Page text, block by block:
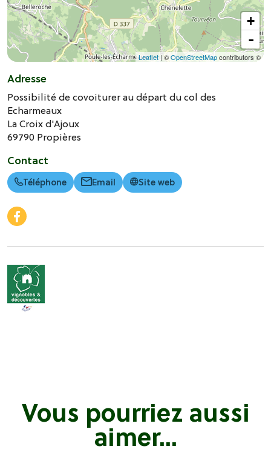
+
-
Leaflet | ©OpenStreetMapcontributors ©
Adresse
Possibilité de covoiturer au départ du col des
Echarmeaux
La Croix d'Ajoux
69790 Propières
Contact
Téléphone Email Site web
Vous pourriez aussi
aimer...